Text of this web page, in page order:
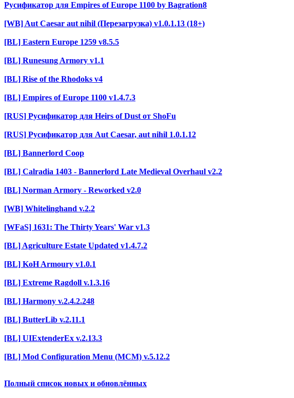
Русификатор для Empires of Europe 1100 by Bagration8
[WB] Aut Caesar aut nihil (Перезагрузка) v1.0.1.13 (18+)
[BL] Eastern Europe 1259 v8.5.5
[BL] Runesung Armory v1.1
[BL] Rise of the Rhodoks v4
[BL] Empires of Europe 1100 v1.4.7.3
[RUS] Русификатор для Heirs of Dust от ShoFu
[RUS] Русификатор для Aut Caesar, aut nihil 1.0.1.12
[BL] Bannerlord Coop
[BL] Calradia 1403 - Bannerlord Late Medieval Overhaul v2.2
[BL] Norman Armory - Reworked v2.0
[WB] Whitelinghand v.2.2
[WFaS] 1631: The Thirty Years' War v1.3
[BL] Agriculture Estate Updated v1.4.7.2
[BL] KoH Armoury v1.0.1
[BL] Extreme Ragdoll v.1.3.16
[BL] Harmony v.2.4.2.248
[BL] ButterLib v.2.11.1
[BL] UIExtenderEx v.2.13.3
[BL] Mod Configuration Menu (MCM) v.5.12.2
Полный список новых и обновлённых